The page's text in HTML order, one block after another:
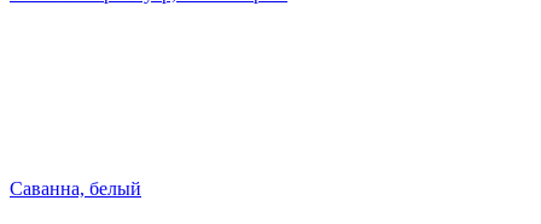
Саванна, белый